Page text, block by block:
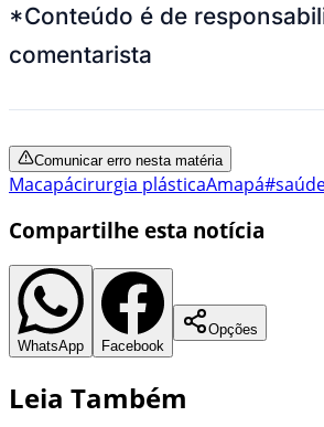
*Conteúdo é de
comentarista
Comunicar erro nesta matéria
Macapácirurgia plásticaAmapá
Compartilhe esta notícia
WhatsApp Facebook
Opções
Leia Também